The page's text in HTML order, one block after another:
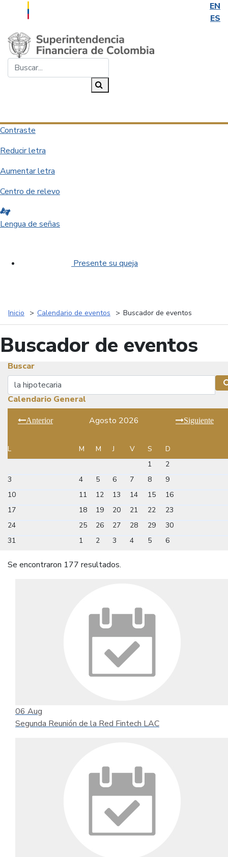
EN
ES
Saltar al contenido principal
Contraste
Reducir letra
Aumentar letra
Centro de relevo
Lengua de señas
Presente su queja
Inicio Calendario de eventos Buscador de eventos
Buscador de eventos
Buscar
Buscar
Calendario General
Anterior Agosto 2026 Siguiente
L M M J V S
D
1
2
3
4 5 6 7 8
9
10
11 12 13 14 15
16
17
18 19 20 21 22
23
24
25 26 27 28 29
30
31
1 2 3 4 5 6
Se encontraron 177 resultados.
06 Aug
Segunda Reunión de la Red Fintech LAC